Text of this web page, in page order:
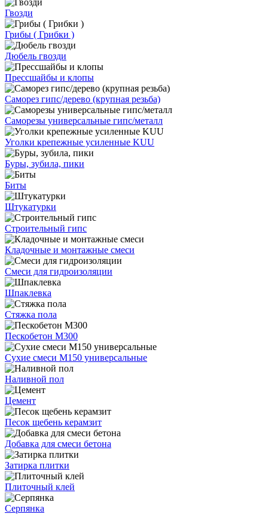
Гвозди
Грибы ( Грибки )
Дюбель гвозди
Прессшайбы и клопы
Саморез гипс/дерево (крупная резьба)
Саморезы универсальные гипс/металл
Уголки крепежные усиленные KUU
Буры, зубила, пики
Биты
Штукатурки
Строительный гипс
Кладочные и монтажные смеси
Смеси для гидроизоляции
Шпаклевка
Стяжка пола
Пескобетон М300
Сухие смеси М150 универсальные
Наливной пол
Цемент
Песок щебень керамзит
Добавка для смеси бетона
Затирка плитки
Плиточный клей
Серпянка